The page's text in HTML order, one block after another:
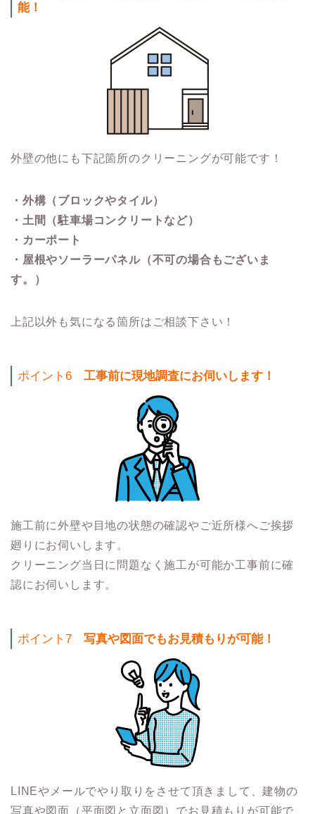
能！
外壁の他にも下記箇所のクリーニングが可能です！
・外構（ブロックやタイル）
・土間（駐車場コンクリートなど）
・カーポート
・屋根やソーラーパネル（不可の場合もございま
す。）
上記以外も気になる箇所はご相談下さい！
ポイント6 工事前に現地調査にお伺いします！
施工前に外壁や目地の状態の確認やご近所様へご挨拶
廻りにお伺いします。
クリーニング当日に問題なく施工が可能か工事前に確
認にお伺いします。
ポイント7 写真や図面でもお見積もりが可能！
LINEやメールでやり取りをさせて頂きまして、建物の
写真や図面（平面図と立面図）でお見積もりが可能で